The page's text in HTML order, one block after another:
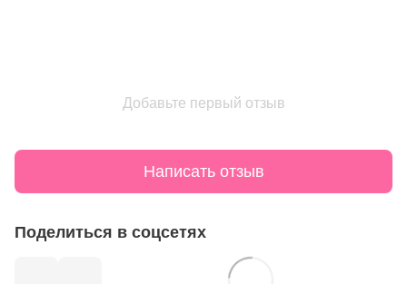
Добавьте первый отзыв
Написать отзыв
Поделиться в соцсетях